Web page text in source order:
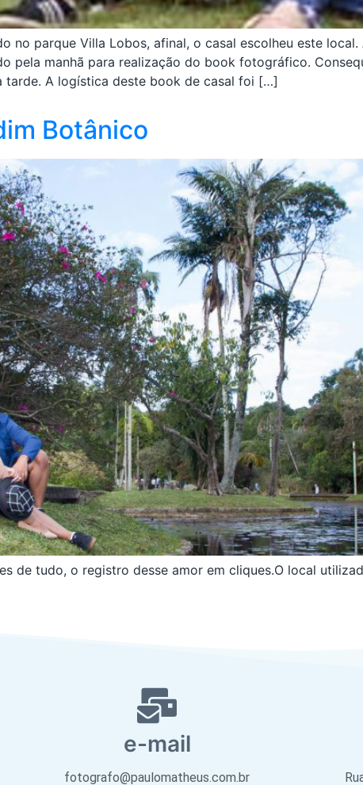
no parque Villa Lobos, afinal, o casal escolheu este
pela manhã para realização do book fotográfico.
tarde. A logística deste book de casal foi […]
Botânico
de tudo, o registro desse amor em cliques.O local
e-mail
fotografo@paulomatheus.com.br